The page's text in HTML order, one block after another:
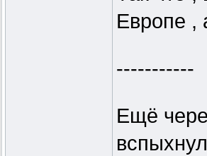
Европе ,
-----------
Ещё